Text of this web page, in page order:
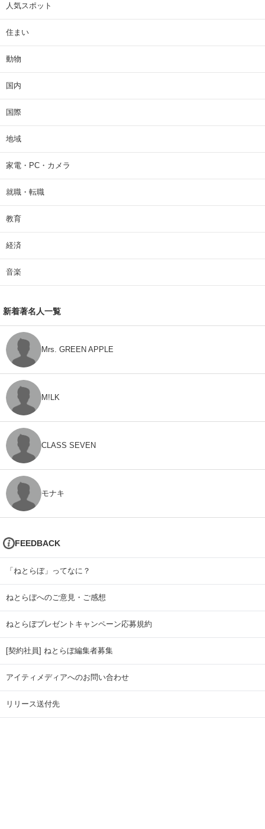
人気スポット
住まい
動物
国内
国際
地域
家電・PC・カメラ
就職・転職
教育
経済
音楽
新着著名人一覧
Mrs. GREEN APPLE
M!LK
CLASS SEVEN
モナキ
FEEDBACK
「ねとらぼ」ってなに？
ねとらぼへのご意見・ご感想
ねとらぼプレゼントキャンペーン応募規約
[契約社員] ねとらぼ編集者募集
アイティメディアへのお問い合わせ
リリース送付先